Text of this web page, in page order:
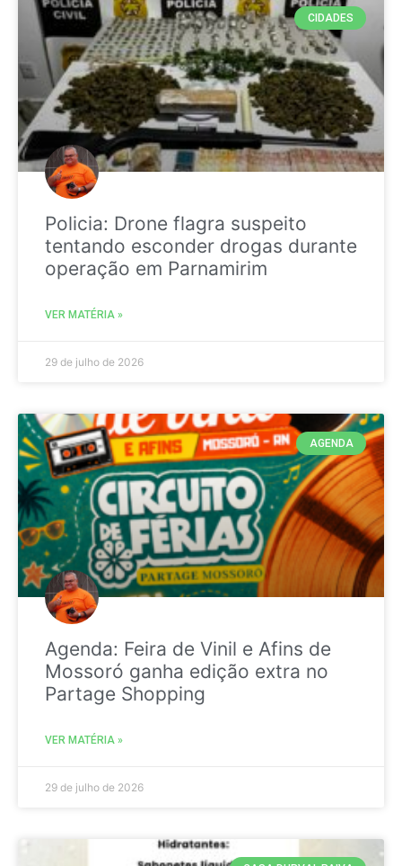
CIDADES
Policia: Drone flagra suspeito
tentando esconder drogas durante
operação em Parnamirim
VER MATÉRIA »
29 de julho de 2026
AGENDA
Agenda: Feira de Vinil e Afins de
Mossoró ganha edição extra no
Partage Shopping
VER MATÉRIA »
29 de julho de 2026